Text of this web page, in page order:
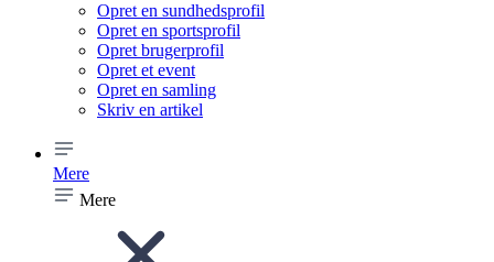
Opret en sundhedsprofil
Opret en sportsprofil
Opret brugerprofil
Opret et event
Opret en samling
Skriv en artikel
Mere
Mere